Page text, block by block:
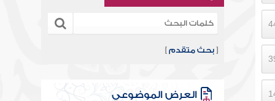
[بحث متقدم ]
العرض الموضوعي